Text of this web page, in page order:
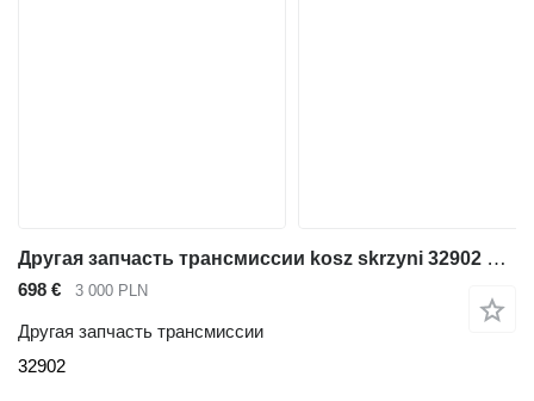
Другая запчасть трансмиссии kosz skrzyni 32902 для телескопического погрузчика JCB 541-70 4CX Powershift
698 € 3 000 PLN
Другая запчасть трансмиссии
32902